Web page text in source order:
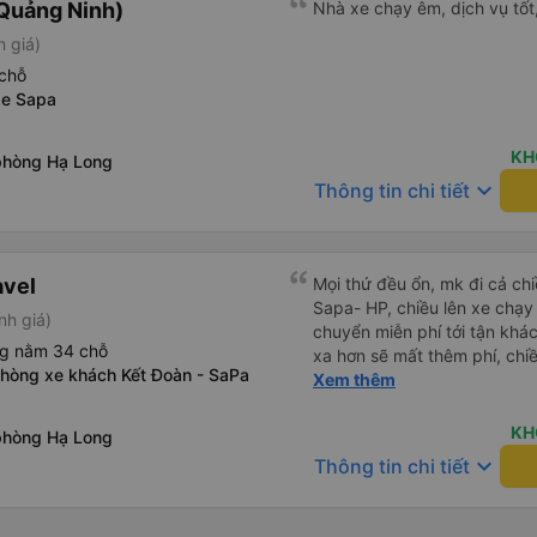
Tôi hy vọng ứng dụng và
hàng. Điểm trừ: -0,5 sao
quá nhanh, chọn dễ dàng
sửa, dẫn đến nguy cơ bị
ký. Nhân viên chuyên
sao cho cả app Vexere và
triển để mang lại trải
Ninh)
giá)
Sapa
Hạ Long
Nhà xe chạy êm, dịch vụ
Thông tin chi tiết keyboard_arrow_down
giá)
nằm 34 chỗ
xe khách Kết Đoàn - SaPa
Hạ Long
Mọi thứ đều ổn, mk đi cả
Sapa- HP, chiều lên xe
chuyển miễn phí tới tận
xa hơn sẽ mất thêm phí,
phải tự ra điểm đón tại 599
Xem thêm
Thông tin chi tiết keyboard_arrow_down